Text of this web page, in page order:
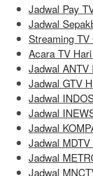
Jadwal Pay
Jadwal
Streaming
Acara TV
Jadwal ANTV
Jadwal GTV
Jadwal
Jadwal
Jadwal
Jadwal
Jadwal
Jadwal